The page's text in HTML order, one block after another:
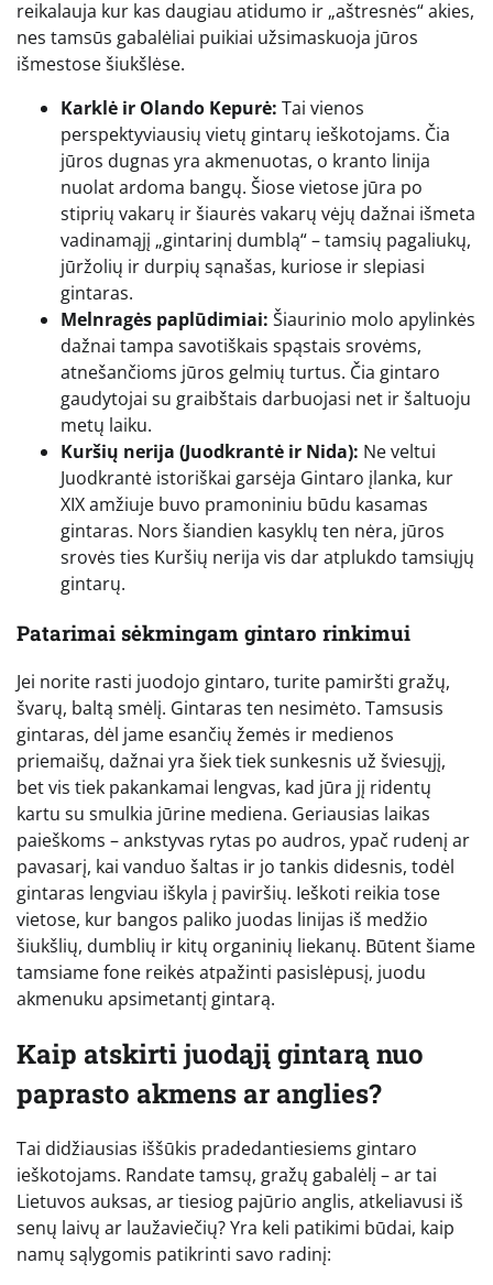
reikalauja kur kas daugiau atidumo ir „aštresnės“ akies,
nes tamsūs gabalėliai puikiai užsimaskuoja jūros
išmestose šiukšlėse.
Karklė ir Olando Kepurė: Tai vienos
perspektyviausių vietų gintarų ieškotojams. Čia
jūros dugnas yra akmenuotas, o kranto linija
nuolat ardoma bangų. Šiose vietose jūra po
stiprių vakarų ir šiaurės vakarų vėjų dažnai išmeta
vadinamąjį „gintarinį dumblą“ – tamsių pagaliukų,
jūržolių ir durpių sąnašas, kuriose ir slepiasi
gintaras.
Melnragės paplūdimiai: Šiaurinio molo apylinkės
dažnai tampa savotiškais spąstais srovėms,
atnešančioms jūros gelmių turtus. Čia gintaro
gaudytojai su graibštais darbuojasi net ir šaltuoju
metų laiku.
Kuršių nerija (Juodkrantė ir Nida): Ne veltui
Juodkrantė istoriškai garsėja Gintaro įlanka, kur
XIX amžiuje buvo pramoniniu būdu kasamas
gintaras. Nors šiandien kasyklų ten nėra, jūros
srovės ties Kuršių nerija vis dar atplukdo tamsiųjų
gintarų.
Patarimai sėkmingam gintaro rinkimui
Jei norite rasti juodojo gintaro, turite pamiršti gražų,
švarų, baltą smėlį. Gintaras ten nesimėto. Tamsusis
gintaras, dėl jame esančių žemės ir medienos
priemaišų, dažnai yra šiek tiek sunkesnis už šviesųjį,
bet vis tiek pakankamai lengvas, kad jūra jį ridentų
kartu su smulkia jūrine mediena. Geriausias laikas
paieškoms – ankstyvas rytas po audros, ypač rudenį ar
pavasarį, kai vanduo šaltas ir jo tankis didesnis, todėl
gintaras lengviau iškyla į paviršių. Ieškoti reikia tose
vietose, kur bangos paliko juodas linijas iš medžio
šiukšlių, dumblių ir kitų organinių liekanų. Būtent šiame
tamsiame fone reikės atpažinti pasislėpusį, juodu
akmenuku apsimetantį gintarą.
Kaip atskirti juodąjį gintarą nuo
paprasto akmens ar anglies?
Tai didžiausias iššūkis pradedantiesiems gintaro
ieškotojams. Randate tamsų, gražų gabalėlį – ar tai
Lietuvos auksas, ar tiesiog pajūrio anglis, atkeliavusi iš
senų laivų ar laužaviečių? Yra keli patikimi būdai, kaip
namų sąlygomis patikrinti savo radinį: